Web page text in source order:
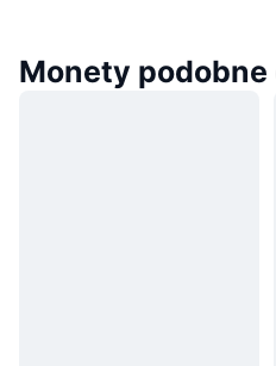
Monety podobne